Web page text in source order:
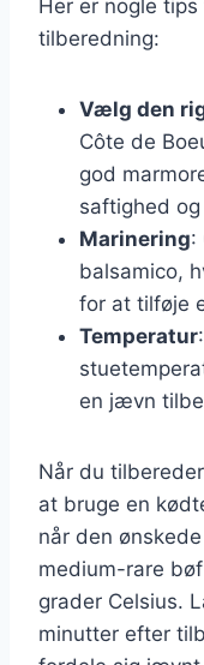
Her er nogle
tilberedning:
Vælg den
Côte de
god
saftighed
Marinering:
balsamico,
for at tilføje
Temperatur
en jævn
Når du
at bruge en
når den
medium-rare
grader Celsius.
minutter efter